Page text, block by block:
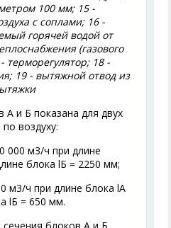
100 мм; 15 -
с соплами; 16 -
горячей водой от
(газового
терморегулятор; 18 -
19 - вытяжной отвод из
А и Б показана для двух
воздуху:
000 м3/ч при длине
блока lБ = 2250 мм;
м3/ч при длине блока lА
lБ = 650 мм.